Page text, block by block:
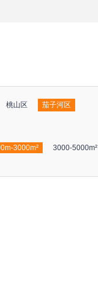
桃山区 茄子河区
3000m² 3000-5000m²